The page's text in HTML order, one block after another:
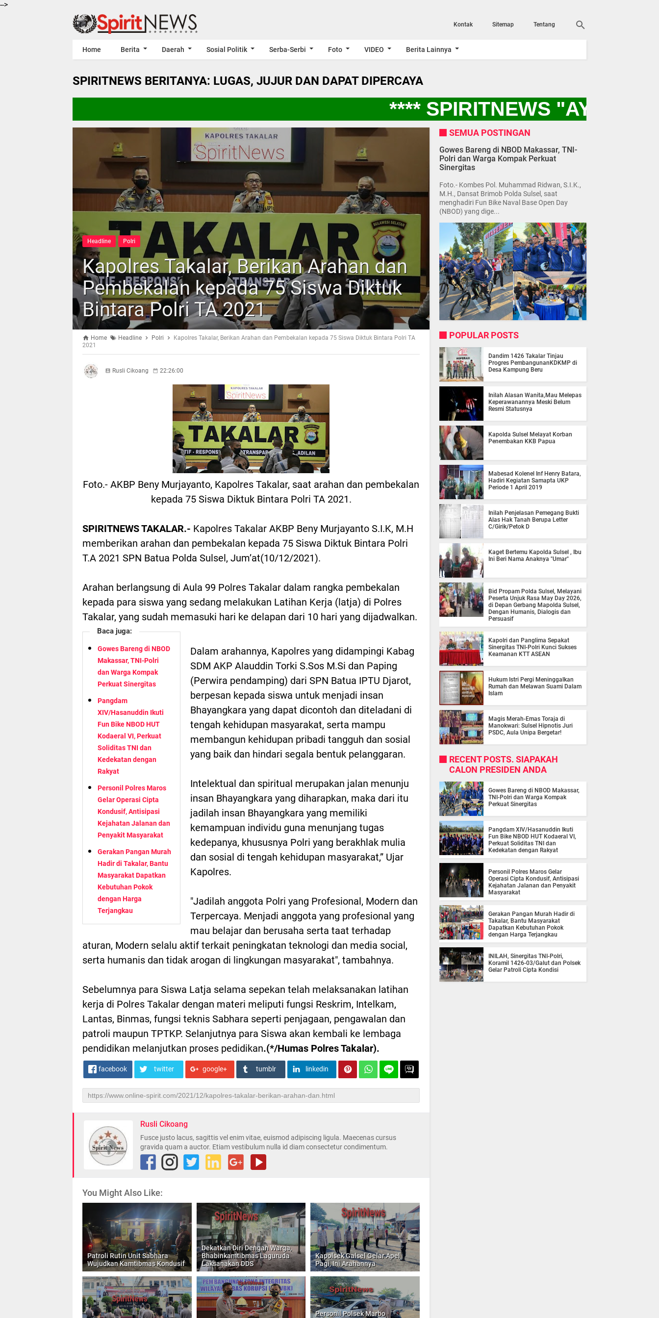
-->
Kontak Sitemap Tentang
Home Berita Daerah Sosial Politik Serba-Serbi Foto VIDEO Berita Lainnya
SPIRITNEWS BERITANYA: LUGAS, JUJUR DAN DAPAT DIPERCAYA
**** SPIRITNEWS "AYO KITA
Headline Polri
Kapolres Takalar, Berikan Arahan dan
Pembekalan kepada 75 Siswa Diktuk
Bintara Polri TA 2021
Home Headline Polri
Kapolres Takalar, Berikan Arahan dan Pembekalan kepada 75 Siswa Diktuk Bintara Polri TA
2021
Rusli Cikoang 22:26:00
Foto.- AKBP Beny Murjayanto, Kapolres Takalar, saat arahan dan pembekalan
kepada 75 Siswa Diktuk Bintara Polri TA 2021.
SPIRITNEWS TAKALAR.- Kapolres Takalar AKBP Beny Murjayanto S.I.K, M.H
memberikan arahan dan pembekalan kepada 75 Siswa Diktuk Bintara Polri
T.A 2021 SPN Batua Polda Sulsel, Jum’at(10/12/2021).
Arahan berlangsung di Aula 99 Polres Takalar dalam rangka pembekalan
kepada para siswa yang sedang melakukan Latihan Kerja (latja) di Polres
Takalar, yang sudah memasuki hari ke delapan dari 10 hari yang dijadwalkan.
Baca juga:
Gowes Bareng di NBOD
Makassar, TNI-Polri
dan Warga Kompak
Perkuat Sinergitas
Pangdam
XIV/Hasanuddin Ikuti
Fun Bike NBOD HUT
Kodaeral VI, Perkuat
Soliditas TNI dan
Kedekatan dengan
Rakyat
Personil Polres Maros
Gelar Operasi Cipta
Kondusif, Antisipasi
Kejahatan Jalanan dan
Penyakit Masyarakat
Gerakan Pangan Murah
Hadir di Takalar, Bantu
Masyarakat Dapatkan
Kebutuhan Pokok
dengan Harga
Terjangkau
Dalam arahannya, Kapolres yang didampingi Kabag
SDM AKP Alauddin Torki S.Sos M.Si dan Paping
(Perwira pendamping) dari SPN Batua IPTU Djarot,
berpesan kepada siswa untuk menjadi insan
Bhayangkara yang dapat dicontoh dan diteladani di
tengah kehidupan masyarakat, serta mampu
membangun kehidupan pribadi tangguh dan sosial
yang baik dan hindari segala bentuk pelanggaran.
Intelektual dan spiritual merupakan jalan menunju
insan Bhayangkara yang diharapkan, maka dari itu
jadilah insan Bhayangkara yang memiliki
kemampuan individu guna menunjang tugas
kedepanya, khususnya Polri yang berakhlak mulia
dan sosial di tengah kehidupan masyarakat,” Ujar
Kapolres.
"Jadilah anggota Polri yang Profesional, Modern dan
Terpercaya. Menjadi anggota yang profesional yang
mau belajar dan berusaha serta taat terhadap
aturan, Modern selalu aktif terkait peningkatan teknologi dan media social,
serta humanis dan tidak arogan di lingkungan masyarakat", tambahnya.
Sebelumnya para Siswa Latja selama sepekan telah melaksanakan latihan
kerja di Polres Takalar dengan materi meliputi fungsi Reskrim, Intelkam,
Lantas, Binmas, fungsi teknis Sabhara seperti penjagaan, pengawalan dan
patroli maupun TPTKP. Selanjutnya para Siswa akan kembali ke lembaga
pendidikan melanjutkan proses pedidikan.(*/Humas Polres Takalar).
facebook twitter google+ tumblr linkedin
Rusli Cikoang
Fusce justo lacus, sagittis vel enim vitae, euismod adipiscing ligula. Maecenas cursus
gravida quam a auctor. Etiam vestibulum nulla id diam consectetur condimentum.
You Might Also Like:
Patroli Rutin Unit Sabhara
Wujudkan Kamtibmas Kondusif
Dekatkan Diri Dengan Warga,
Bhabinkamtibmas Laguruda
Laksanakan DDS
Kapolsek Galsel Gelar Apel
Pagi, Ini Arahannya
Personil Polsek Marbo
SEMUA POSTINGAN
Gowes Bareng di NBOD Makassar, TNI-
Polri dan Warga Kompak Perkuat
Sinergitas
Foto.- Kombes Pol. Muhammad Ridwan, S.I.K.,
M.H., Dansat Brimob Polda Sulsel, saat
menghadiri Fun Bike Naval Base Open Day
(NBOD) yang dige...
POPULAR POSTS
Dandim 1426 Takalar Tinjau
Progres PembangunanKDKMP di
Desa Kampung Beru
Inilah Alasan Wanita,Mau Melepas
Keperawanannya Meski Belum
Resmi Statusnya
Kapolda Sulsel Melayat Korban
Penembakan KKB Papua
Mabesad Kolenel Inf Henry Batara,
Hadiri Kegiatan Samapta UKP
Periode 1 April 2019
Inilah Penjelasan Pemegang Bukti
Alas Hak Tanah Berupa Letter
C/Girik/Petok D
Kaget Bertemu Kapolda Sulsel , Ibu
Ini Beri Nama Anaknya "Umar"
Bid Propam Polda Sulsel, Melayani
Peserta Unjuk Rasa May Day 2026,
di Depan Gerbang Mapolda Sulsel,
Dengan Humanis, Dialogis dan
Persuasif
Kapolri dan Panglima Sepakat
Sinergitas TNI-Polri Kunci Sukses
Keamanan KTT ASEAN
Hukum Istri Pergi Meninggalkan
Rumah dan Melawan Suami Dalam
Islam
Magis Merah-Emas Toraja di
Manokwari: Sulsel Hipnotis Juri
PSDC, Aula Unipa Bergetar!
RECENT POSTS. SIAPAKAH
CALON PRESIDEN ANDA
Gowes Bareng di NBOD Makassar,
TNI-Polri dan Warga Kompak
Perkuat Sinergitas
Pangdam XIV/Hasanuddin Ikuti
Fun Bike NBOD HUT Kodaeral VI,
Perkuat Soliditas TNI dan
Kedekatan dengan Rakyat
Personil Polres Maros Gelar
Operasi Cipta Kondusif, Antisipasi
Kejahatan Jalanan dan Penyakit
Masyarakat
Gerakan Pangan Murah Hadir di
Takalar, Bantu Masyarakat
Dapatkan Kebutuhan Pokok
dengan Harga Terjangkau
INILAH, Sinergitas TNI-Polri,
Koramil 1426-03/Galut dan Polsek
Gelar Patroli Cipta Kondisi